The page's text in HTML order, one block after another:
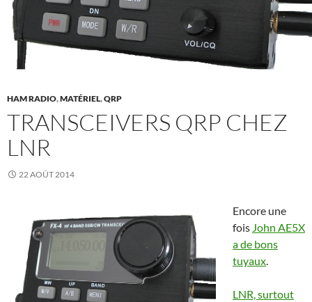
HAM RADIO,MATÉRIEL,QRP
TRANSCEIVERS QRP CHEZ
LNR
22 AOÛT 2014
Encore une
fois John AE5X
a de bons
tuyaux.
LNR, surtout